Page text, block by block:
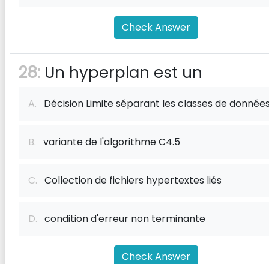
Check Answer
28: Un hyperplan est un
A. Décision Limite séparant les classes de
B. variante de l'algorithme C4.5
C. Collection de fichiers hypertextes liés
D. condition d'erreur non terminante
Check Answer